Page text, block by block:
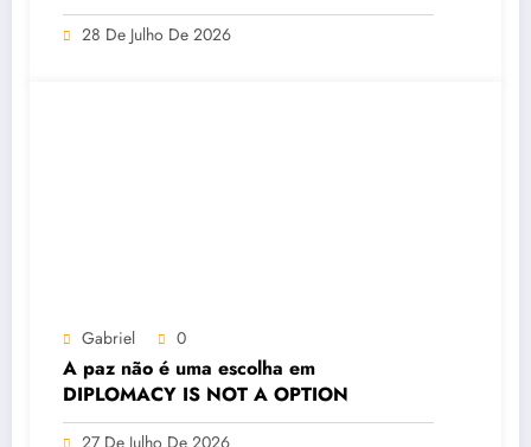
28 De Julho De 2026
Gabriel 0
A paz não é uma escolha em
DIPLOMACY IS NOT A OPTION
27 De Julho De 2026